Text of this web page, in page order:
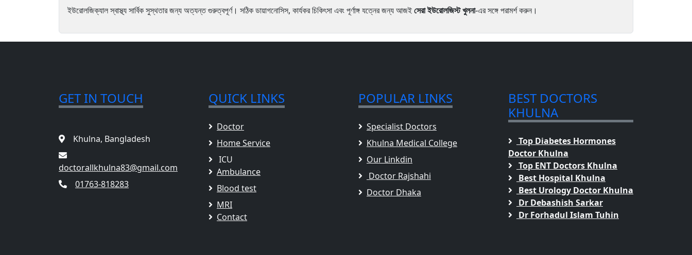
ইউরোলজিক্যাল স্বাস্থ্য সার্বিক সুস্থতার জন্য অত্যন্ত গুরুত্বপূর্ণ। সঠিক ডায়াগনোসিস, কার্যকর চিকিৎসা এবং পূর্ণাঙ্গ যত্নের জন্য আজইসেরা ইউরোলজিস্ট খুলনা-এর সঙ্গে পরামর্শ করুন।
GET IN TOUCH
Khulna, Bangladesh
doctorallkhulna83@gmail.com
01763-818283
QUICK LINKS
Doctor
Home Service
ICU
Ambulance
Blood test
MRI
Contact
POPULAR LINKS
Specialist Doctors
Khulna Medical College
Our Linkdin
Doctor Rajshahi
Doctor Dhaka
BEST DOCTORS
KHULNA
Top Diabetes Hormones
Doctor Khulna
Top ENT Doctors Khulna
Best Hospital Khulna
Best Urology Doctor Khulna
Dr Debashish Sarkar
Dr Forhadul Islam Tuhin